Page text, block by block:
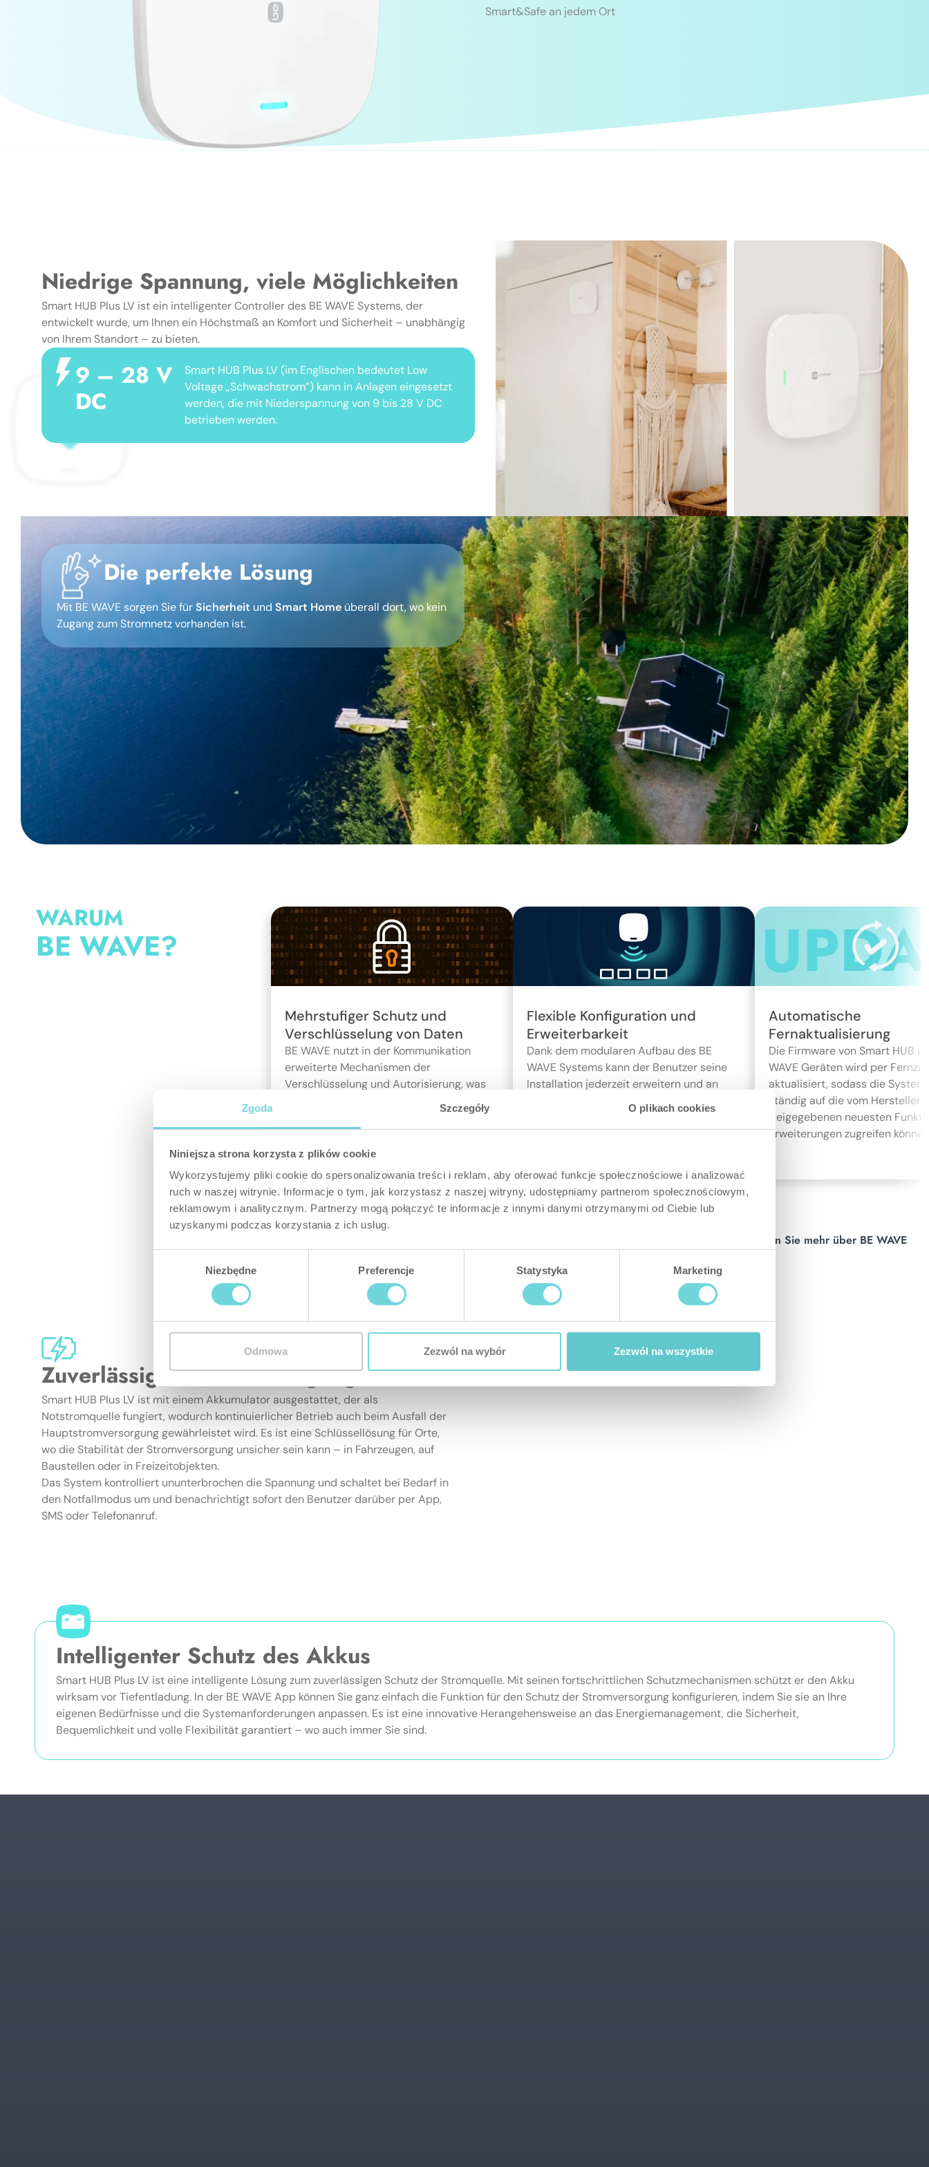
Zgoda Szczegóły O plikach cookies
Niniejsza strona korzysta z plików cookie
Wykorzystujemy pliki cookie do spersonalizowania treści i reklam, aby oferować funkcje społecznościowe i analizować
ruch w naszej witrynie. Informacje o tym, jak korzystasz z naszej witryny, udostępniamy partnerom społecznościowym,
reklamowym i analitycznym. Partnerzy mogą połączyć te informacje z innymi danymi otrzymanymi od Ciebie lub
uzyskanymi podczas korzystania z ich usług.
Niezbędne Preferencje Statystyka Marketing
Odmowa Zezwól na wybór Zezwól na wszystkie
Smart&Safe an jedem Ort
Niedrige Spannung, viele Möglichkeiten
Smart HUB Plus LV ist ein intelligenter Controller des BE WAVE Systems, der
entwickelt wurde, um Ihnen ein Höchstmaß an Komfort und Sicherheit – unabhängig
von Ihrem Standort – zu bieten.
9 – 28 V
DC
Smart HUB Plus LV (im Englischen bedeutet Low
Voltage „Schwachstrom”) kann in Anlagen eingesetzt
werden, die mit Niederspannung von 9 bis 28 V DC
betrieben werden.
Die perfekte Lösung
Mit BE WAVE sorgen Sie fürSicherheit und Smart Home überall dort, wo kein
Zugang zum Stromnetz vorhanden ist.
WARUM
BE WAVE?
Mehrstufiger Schutz und
Verschlüsselung von Daten
BE WAVE nutzt in der Kommunikation
erweiterte Mechanismen der
Verschlüsselung und Autorisierung, was
Kommunikationssicherheit und Schutz vor
unbefugtem Zugriff gewährleistet.
Flexible Konfiguration und
Erweiterbarkeit
Dank dem modularen Aufbau des BE
WAVE Systems kann der Benutzer seine
Installation jederzeit erweitern und an
individuelle Bedürfnisse und wechselnde
Anforderungen anpassen.
Automatische
Fernaktualisierung
Die Firmware von Smart HUB
WAVE Geräten wird per
aktualisiert, sodass die
ständig auf die vom Hersteller
freigegebenen neuesten
Erweiterungen zugreifen
Erfahren Sie mehr über BE WAVE
Zuverlässige Stromversorgung
Smart HUB Plus LV ist mit einem Akkumulator ausgestattet, der als
Notstromquelle fungiert, wodurch kontinuierlicher Betrieb auch beim Ausfall der
Hauptstromversorgung gewährleistet wird. Es ist eine Schlüssellösung für Orte,
wo die Stabilität der Stromversorgung unsicher sein kann – in Fahrzeugen, auf
Baustellen oder in Freizeitobjekten.
Das System kontrolliert ununterbrochen die Spannung und schaltet bei Bedarf in
den Notfallmodus um und benachrichtigt sofort den Benutzer darüber per App,
SMS oder Telefonanruf.
Intelligenter Schutz des Akkus
Smart HUB Plus LV ist eine intelligente Lösung zum zuverlässigen Schutz der Stromquelle. Mit seinen fortschrittlichen Schutzmechanismen schützt er den Akku
wirksam vor Tiefentladung. In der BE WAVE App können Sie ganz einfach die Funktion für den Schutz der Stromversorgung konfigurieren, indem Sie sie an Ihre
eigenen Bedürfnisse und die Systemanforderungen anpassen. Es ist eine innovative Herangehensweise an das Energiemanagement, die Sicherheit,
Bequemlichkeit und volle Flexibilität garantiert – wo auch immer Sie sind.